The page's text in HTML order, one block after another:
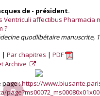
de - président.
Ventriculi affectibus Pharmacia
?
quodlibétaire manuscrite,
Par chapitres
PDF
Archive
page :https://